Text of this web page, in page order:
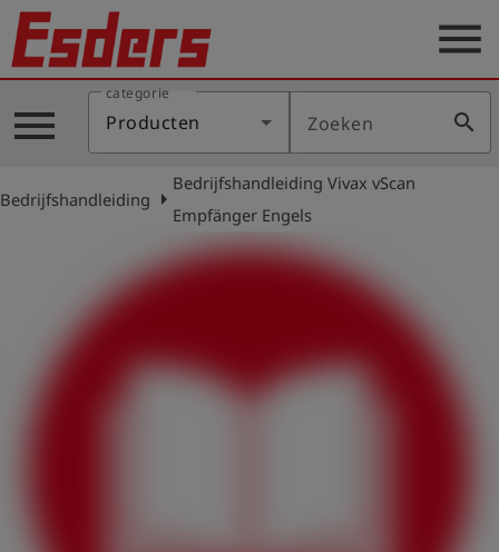
Sectoren
Blog
Producten
Contact
menu
menu
categorie
Producten Zoeken search
Bedrijfshandleiding arrow_right
Bedrijfshandleiding Vivax vScan
Empfänger Engels